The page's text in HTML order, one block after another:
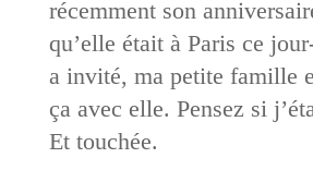
récemment son
qu’elle était à Paris ce
a invité, ma petite famille
ça avec elle. Pensez si
Et touchée.